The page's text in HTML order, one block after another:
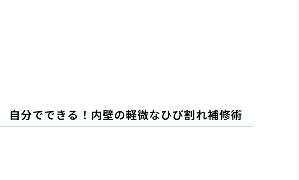
自分でできる！内壁の軽微なひび割れ補修術